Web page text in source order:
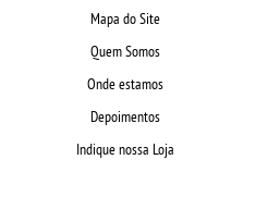
Mapa do Site
Quem Somos
Onde estamos
Depoimentos
Indique nossa Loja